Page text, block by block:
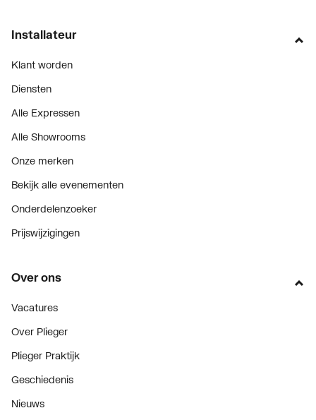
Installateur
Klant worden
Diensten
Alle Expressen
Alle Showrooms
Onze merken
Bekijk alle evenementen
Onderdelenzoeker
Prijswijzigingen
Over ons
Vacatures
Over Plieger
Plieger Praktijk
Geschiedenis
Nieuws